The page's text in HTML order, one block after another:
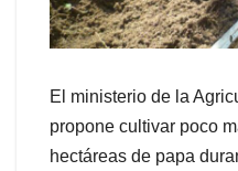
El ministerio de la
propone cultivar poco
hectáreas de papa